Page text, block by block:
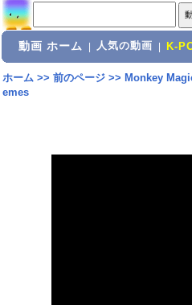
動画 ホーム 人気の動画 K-
ホーム>> 前のページ>> Monkey
emes